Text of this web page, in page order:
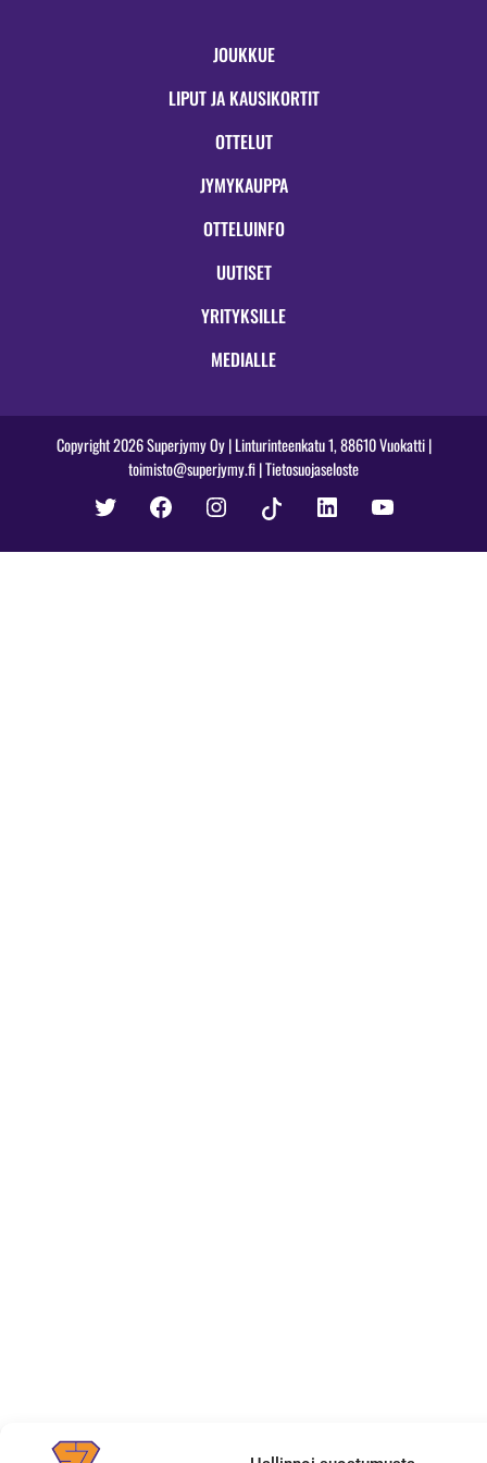
JOUKKUE
LIPUT JA KAUSIKORTIT
OTTELUT
JYMYKAUPPA
OTTELUINFO
UUTISET
YRITYKSILLE
MEDIALLE
Copyright 2026 Superjymy Oy | Linturinteenkatu 1, 88610 Vuokatti |
toimisto@superjymy.fi|Tietosuojaseloste